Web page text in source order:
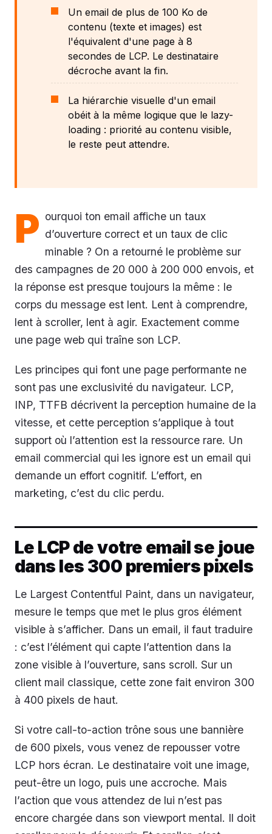
Un email de plus de 100 Ko de
contenu (texte et images) est
l'équivalent d'une page à 8
secondes de LCP. Le destinataire
décroche avant la fin.
La hiérarchie visuelle d'un email
obéit à la même logique que le lazy-
loading : priorité au contenu visible,
le reste peut attendre.
P ourquoi ton email affiche un taux
d’ouverture correct et un taux de clic
minable ? On a retourné le problème sur
des campagnes de 20 000 à 200 000 envois, et
la réponse est presque toujours la même : le
corps du message est lent. Lent à comprendre,
lent à scroller, lent à agir. Exactement comme
une page web qui traîne son LCP.
Les principes qui font une page performante ne
sont pas une exclusivité du navigateur. LCP,
INP, TTFB décrivent la perception humaine de la
vitesse, et cette perception s’applique à tout
support où l’attention est la ressource rare. Un
email commercial qui les ignore est un email qui
demande un effort cognitif. L’effort, en
marketing, c’est du clic perdu.
Le LCP de votre email se joue
dans les 300 premiers pixels
Le Largest Contentful Paint, dans un navigateur,
mesure le temps que met le plus gros élément
visible à s’afficher. Dans un email, il faut traduire
: c’est l’élément qui capte l’attention dans la
zone visible à l’ouverture, sans scroll. Sur un
client mail classique, cette zone fait environ 300
à 400 pixels de haut.
Si votre call-to-action trône sous une bannière
de 600 pixels, vous venez de repousser votre
LCP hors écran. Le destinataire voit une image,
peut-être un logo, puis une accroche. Mais
l’action que vous attendez de lui n’est pas
encore chargée dans son viewport mental. Il doit